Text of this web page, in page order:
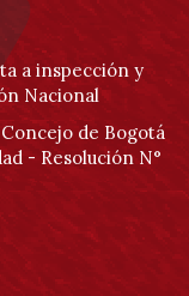
a inspección y
Nacional
de Bogotá
- Resolución N°